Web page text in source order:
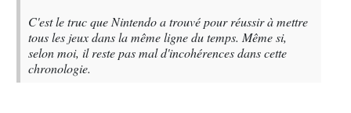
C'est le truc que Nintendo a trouvé pour réussir à mettre
tous les jeux dans la même ligne du temps. Même si,
selon moi, il reste pas mal d'incohérences dans cette
chronologie.